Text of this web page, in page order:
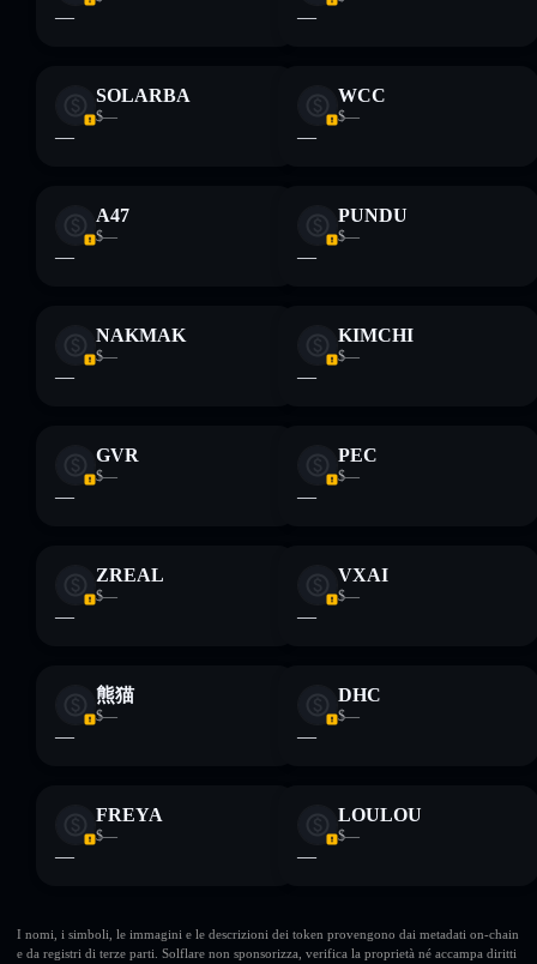
— —
SOLARBA
$—
—
WCC
$—
—
A47
$—
—
PUNDU
$—
—
NAKMAK
$—
—
KIMCHI
$—
—
GVR
$—
—
PEC
$—
—
ZREAL
$—
—
VXAI
$—
—
熊猫
$—
—
DHC
$—
—
FREYA
$—
—
LOULOU
$—
—
I nomi, i simboli, le immagini e le descrizioni dei token provengono dai metadati on-chain
e da registri di terze parti. Solflare non sponsorizza, verifica la proprietà né accampa diritti